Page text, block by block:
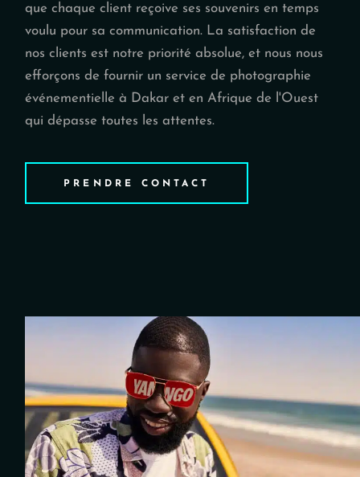
que chaque client reçoive ses souvenirs en temps
voulu pour sa communication. La satisfaction de
nos clients est notre priorité absolue, et nous nous
efforçons de fournir un service de photographie
événementielle à Dakar et en Afrique de l'Ouest
qui dépasse toutes les attentes.
PRENDRE CONTACT